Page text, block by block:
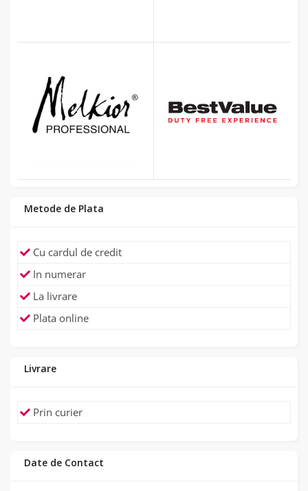
Metode de Plata
Cu cardul de credit
In numerar
La livrare
Plata online
Livrare
Prin curier
Date de Contact